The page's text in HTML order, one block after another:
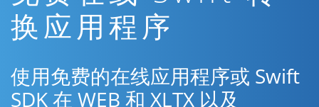
换应用程序
使用免费的在线应用程序或 Swift
SDK 在 WEB 和 XLTX 以及